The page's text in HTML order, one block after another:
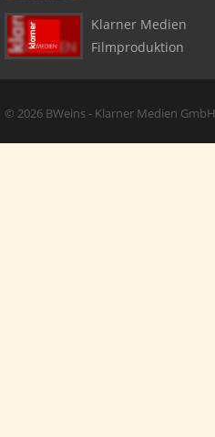
© 2026 BWeins - Klarner Medien GmbH
Klarner Medien
Filmproduktion